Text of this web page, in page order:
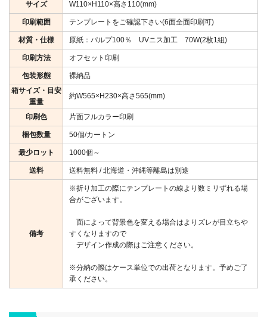
サイズ W110×H110×高さ110(mm)
印刷範囲 テンプレートをご確認下さい(6面全面印刷可)
材質・仕様 原紙：パルプ100％ UVニス加工 70W(2枚1組)
印刷方法 オフセット印刷
包装形態
裸納品
箱サイズ・目安
重量
約W565×H230×高さ565(mm)
印刷色 片面フルカラー印刷
梱包数量 50個/カートン
最少ロット 1000個～
送料 送料無料 / 北海道・沖縄等離島は別途
備考
※折り加工の際にテンプレートの線より数ミリずれる場
合がございます。
面によって背景色を変える場合はよりズレが目立ちや
すくなりますので
デザイン作成の際はご注意ください。
※分納の際はケース単位での出荷となります。予めご了
承ください。